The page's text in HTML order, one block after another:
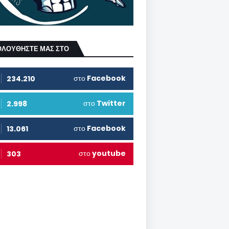
ΜΑΣ ΣΤΟ
234.210 στο Facebook
2.998 στο Twitter
13.061 στο Facebook
303 στοyoutube